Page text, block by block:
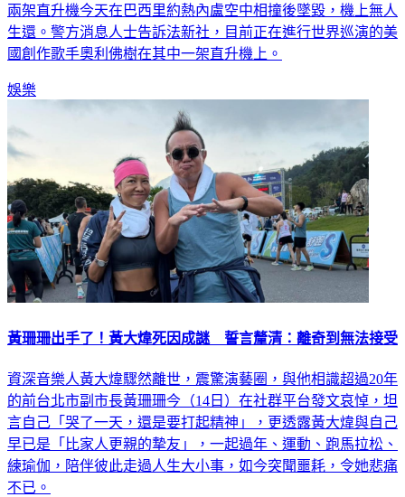
兩架直升機今天在巴西里約熱內盧空中相撞後墜毀，機上無人
生還。警方消息人士告訴法新社，目前正在進行世界巡演的美
國創作歌手奧利佛樹在其中一架直升機上。
娛樂
黃珊珊出手了！黃大煒死因成謎 誓言釐清：離奇到無法接受
資深音樂人黃大煒驟然離世，震驚演藝圈，與他相識超過20年
的前台北市副市長黃珊珊今（14日）在社群平台發文哀悼，坦
言自己「哭了一天，還是要打起精神」，更透露黃大煒與自己
早已是「比家人更親的摯友」，一起過年、運動、跑馬拉松、
練瑜伽，陪伴彼此走過人生大小事，如今突聞噩耗，令她悲痛
不已。